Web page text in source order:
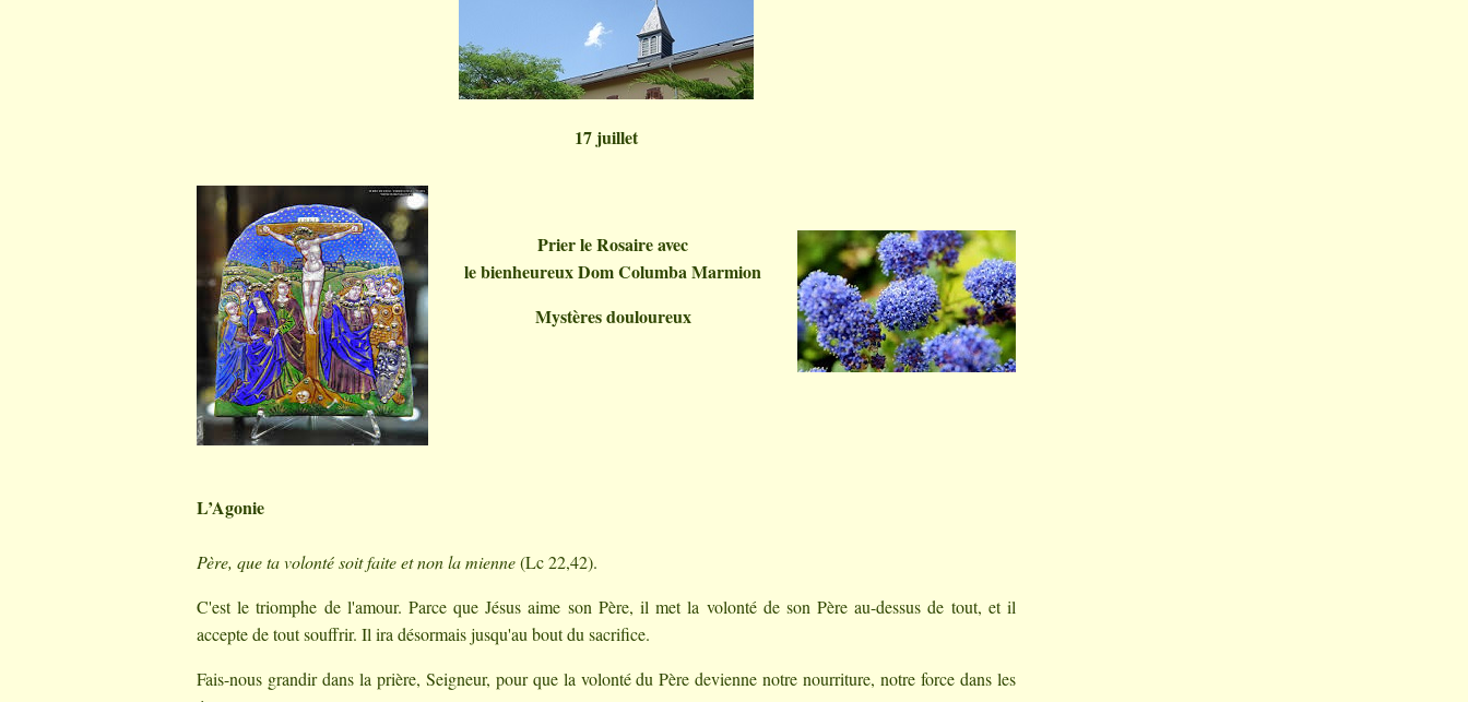
17 juillet
Prier le Rosaire avec
le bienheureux Dom Columba Marmion
Mystères douloureux
L’Agonie
Père, que ta volonté soit faite et non la mienne(Lc 22,42).
C'est le triomphe de l'amour. Parce que Jésus aime son Père, il met la volonté de son Père au-dessus de tout, et il
accepte de tout souffrir. Il ira désormais jusqu'au bout du sacrifice.
Fais-nous grandir dans la prière, Seigneur, pour que la volonté du Père devienne notre nourriture, notre force dans les